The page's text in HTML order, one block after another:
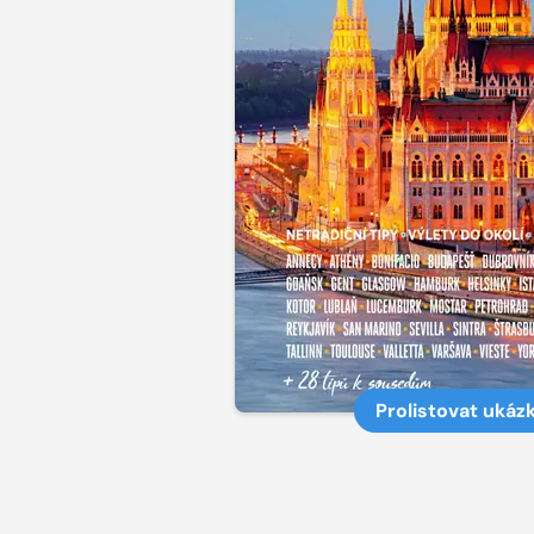
Prolistovat